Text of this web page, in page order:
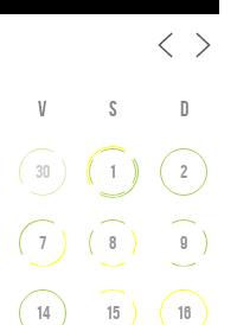
V S D
30 1 2
7 8 9
14 15 16